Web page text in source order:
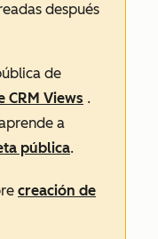
después
de
CRM Views .
a
pública.
creación de